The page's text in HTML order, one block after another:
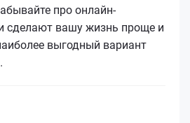
про онлайн-
сделают вашу жизнь проще и
выгодный вариант